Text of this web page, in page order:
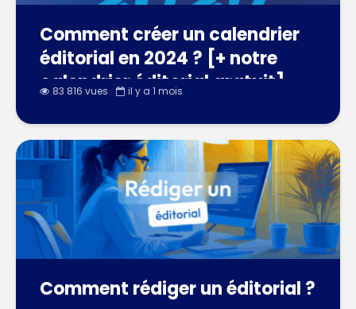
Comment créer un calendrier
éditorial en 2024 ? [+ notre
calendrier éditorial gratuit]
83 816 vues il y a 1 mois
Comment rédiger un éditorial ?